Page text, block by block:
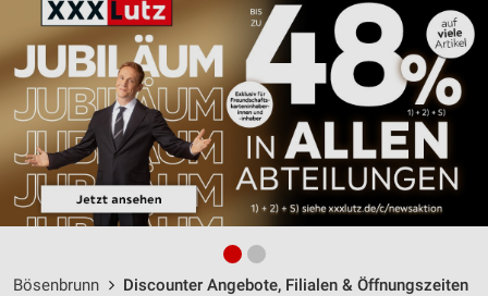
Bösenbrunn Discounter Angebote, Filialen & Öffnungszeiten